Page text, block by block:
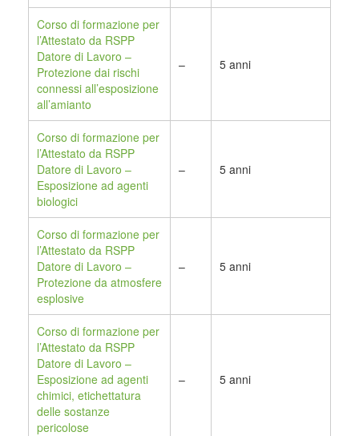
Corso di formazione per
l’Attestato da RSPP
Datore di Lavoro –
Protezione dai rischi
connessi all’esposizione
all’amianto
– 5 anni
Corso di formazione per
l’Attestato da RSPP
Datore di Lavoro –
Esposizione ad agenti
biologici
– 5 anni
Corso di formazione per
l’Attestato da RSPP
Datore di Lavoro –
Protezione da atmosfere
esplosive
– 5 anni
Corso di formazione per
l’Attestato da RSPP
Datore di Lavoro –
Esposizione ad agenti
chimici, etichettatura
delle sostanze
pericolose
– 5 anni